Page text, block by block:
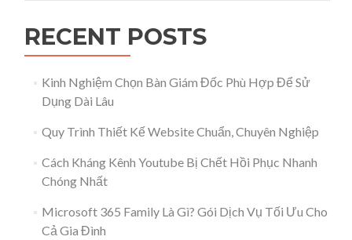
RECENT POSTS
Kinh Nghiệm Chọn Bàn Giám Đốc Phù Hợp Để Sử
Dụng Dài Lâu
Quy Trình Thiết Kế Website Chuẩn, Chuyên Nghiệp
Cách Kháng Kênh Youtube Bị Chết Hồi Phục Nhanh
Chóng Nhất
Microsoft 365 Family Là Gì? Gói Dịch Vụ Tối Ưu Cho
Cả Gia Đình